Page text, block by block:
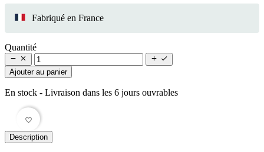
Fabriqué en France
Quantité
   
Ajouter au panier
En stock - Livraison dans les 6 jours ouvrables
favorite_border
Description